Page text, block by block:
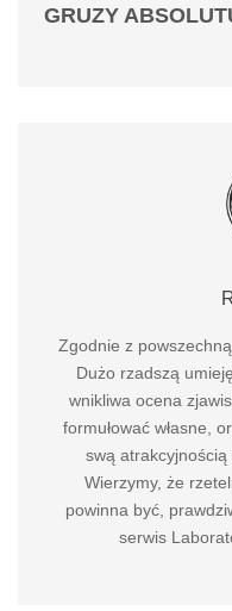
GRUZY
Zgodnie z
Dużo rzadszą
wnikliwa ocena
formułować własne,
swą atrakcyjnością
Wierzymy, że
powinna być,
serwis